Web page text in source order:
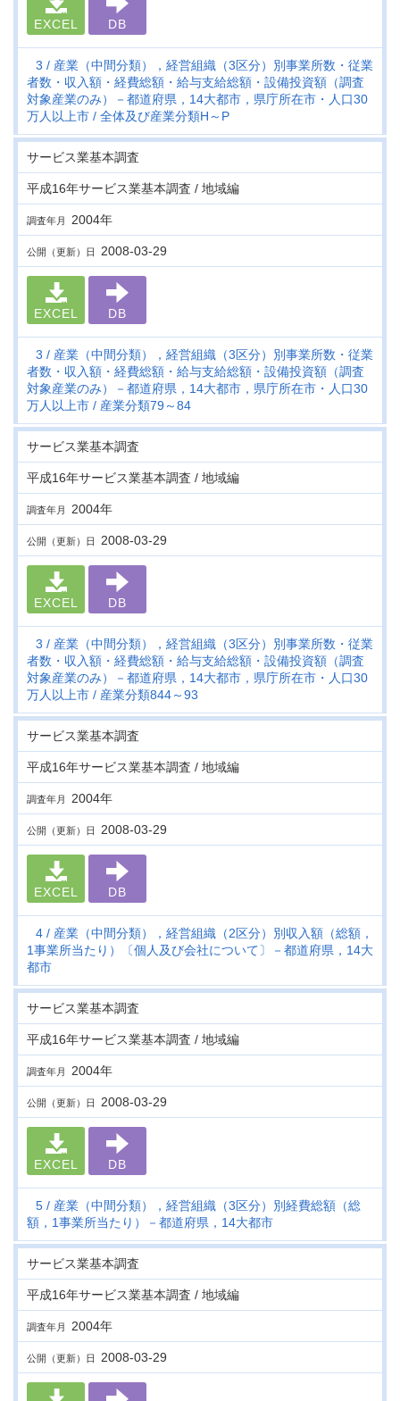
EXCEL DB
3
産業（中間分類），経営組織（3区分）別事業所数・従業
者数・収入額・経費総額・給与支給総額・設備投資額（調査
対象産業のみ）－都道府県，14大都市，県庁所在市・人口30
万人以上市
全体及び産業分類H～P
サービス業基本調査
平成16年サービス業基本調査 / 地域編
調査年月 2004年
公開（更新）日 2008-03-29
EXCEL DB
3
産業（中間分類），経営組織（3区分）別事業所数・従業
者数・収入額・経費総額・給与支給総額・設備投資額（調査
対象産業のみ）－都道府県，14大都市，県庁所在市・人口30
万人以上市
産業分類79～84
サービス業基本調査
平成16年サービス業基本調査 / 地域編
調査年月 2004年
公開（更新）日 2008-03-29
EXCEL DB
3
産業（中間分類），経営組織（3区分）別事業所数・従業
者数・収入額・経費総額・給与支給総額・設備投資額（調査
対象産業のみ）－都道府県，14大都市，県庁所在市・人口30
万人以上市
産業分類844～93
サービス業基本調査
平成16年サービス業基本調査 / 地域編
調査年月 2004年
公開（更新）日 2008-03-29
EXCEL DB
4
産業（中間分類），経営組織（2区分）別収入額（総額，
1事業所当たり）〔個人及び会社について〕－都道府県，14大
都市
サービス業基本調査
平成16年サービス業基本調査 / 地域編
調査年月 2004年
公開（更新）日 2008-03-29
EXCEL DB
5
産業（中間分類），経営組織（3区分）別経費総額（総
額，1事業所当たり）－都道府県，14大都市
サービス業基本調査
平成16年サービス業基本調査 / 地域編
調査年月 2004年
公開（更新）日 2008-03-29